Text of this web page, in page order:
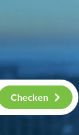
Checken